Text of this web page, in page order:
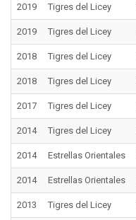
2019 Tigres del Licey
2019 Tigres del Licey
2018 Tigres del Licey
2018 Tigres del Licey
2017 Tigres del Licey
2014 Tigres del Licey
2014 Estrellas Orientales
2014 Estrellas Orientales
2013 Tigres del Licey